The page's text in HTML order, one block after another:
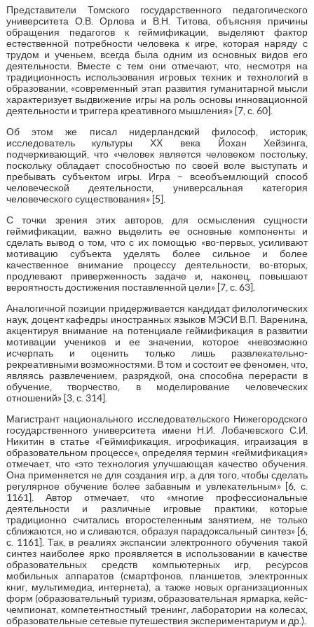
Представители Томского государственного педагогического
университета О.В. Орлова и В.Н. Титова, объясняя причины
обращения педагогов к геймификации, выделяют фактор
естественной потребности человека к игре, которая наряду с
трудом и ученьем, всегда была одним из основных видов его
деятельности. Вместе с тем они отмечают, что, несмотря на
традиционность использования игровых техник и технологий в
образовании, «современный этап развития гуманитарной мысли
характеризует выдвижение игры на роль основы инновационной
деятельности и триггера креативного мышления» [7, с. 60].
Об этом же писал нидерландский философ, историк,
исследователь культуры ХХ века Йохан Хейзинга,
подчеркивающий, что «человек является человеком постольку,
поскольку обладает способностью по своей воле выступать и
пребывать субъектом игры. Игра – всеобъемлющий способ
человеческой деятельности, универсальная категория
человеческого существования» [5].
С точки зрения этих авторов, для осмысления сущности
геймификации, важно выделить ее основные компоненты и
сделать вывод о том, что с их помощью «во-первых, усиливают
мотивацию субъекта уделять более сильное и более
качественное внимание процессу деятельности, во-вторых,
продлевают приверженность задаче и, наконец, повышают
вероятность достижения поставленной цели» [7, с. 63].
Аналогичной позиции придерживается кандидат филологических
наук, доцент кафедры иностранных языков МЭСИ В.П. Варенина,
акцентируя внимание на потенциале геймификация в развитии
мотивации учеников и ее значении, которое «невозможно
исчерпать и оценить только лишь развлекательно-
рекреативными возможностями. В том и состоит ее феномен, что,
являясь развлечением, разрядкой, она способна перерасти в
обучение, творчество, в моделирование человеческих
отношений» [3, с. 314].
Магистрант национального исследовательского Нижегородского
государственного университета имени Н.И. Лобачевского С.И.
Никитин в статье «Геймификация, игрофикация, играизация в
образовательном процессе», определяя термин «геймификация»
отмечает, что «это технология улучшающая качество обучения.
Она применяется не для создания игр, а для того, чтобы сделать
регулярное обучение более забавным и увлекательным» [6, с.
1161]. Автор отмечает, что «многие профессиональные
деятельности и различные игровые практики, которые
традиционно считались второстепенным занятием, не только
сближаются, но и сливаются, образуя парадоксальный синтез» [6,
с. 1161]. Так, в реалиях экспансии электронного обучения такой
синтез наиболее ярко проявляется в использовании в качестве
образовательных средств компьютерных игр, ресурсов
мобильных аппаратов (смартфонов, планшетов, электронных
книг, мультимедиа, интернета), а также новых организационных
форм (образовательный туризм, образовательная ярмарка, кейс-
чемпионат, компетентностный тренинг, лаборатории на колесах,
образовательные сетевые путешествия экспериментариум и др.).